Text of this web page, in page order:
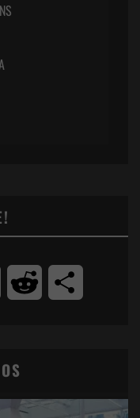
Pinterest Reddit